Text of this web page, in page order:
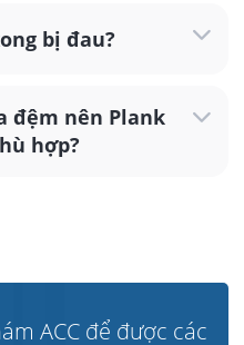
bị đau?
đệm nên Plank
hợp?
ACC để được các